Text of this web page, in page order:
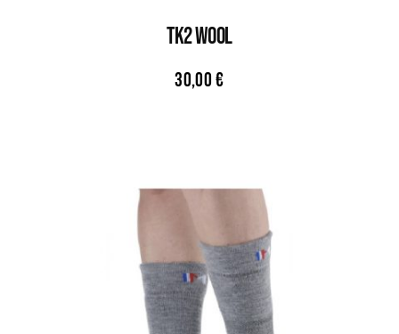
TK2 WOOL
30,00€